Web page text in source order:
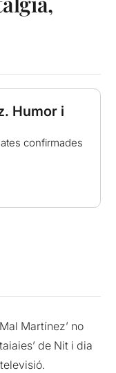
Humor i
confirmades
Martínez’ no
de Nit i dia